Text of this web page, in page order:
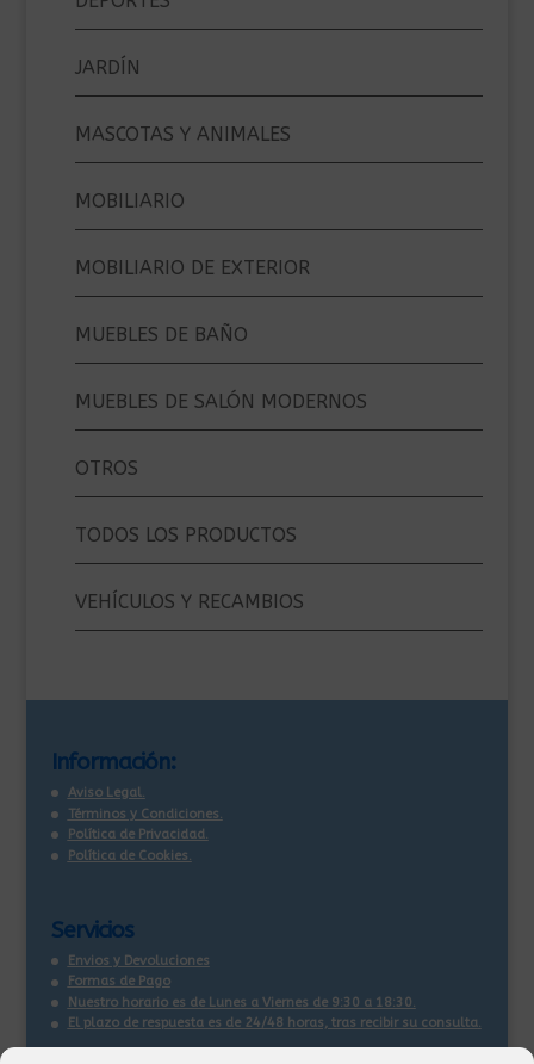
JARDÍN
MASCOTAS Y ANIMALES
MOBILIARIO
MOBILIARIO DE EXTERIOR
MUEBLES DE BAÑO
MUEBLES DE SALÓN MODERNOS
OTROS
TODOS LOS PRODUCTOS
VEHÍCULOS Y RECAMBIOS
Información:
Aviso Legal.
Términos y Condiciones.
Política de Privacidad.
Política de Cookies.
Servicios
Envios y Devoluciones
Formas de Pago
Nuestro horario es de Lunes a Viernes de 9:30 a 18:30.
El plazo de respuesta es de 24/48 horas, tras recibir su consulta.